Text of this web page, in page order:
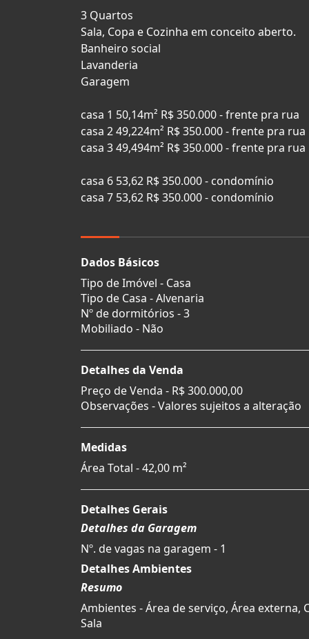
3 Quartos
Sala, Copa e Cozinha em conceito aberto.
Banheiro social
Lavanderia
Garagem
casa 1 50,14m² R$ 350.000 - frente pra rua
casa 2 49,224m² R$ 350.000 - frente pra rua
casa 3 49,494m² R$ 350.000 - frente pra rua
casa 6 53,62 R$ 350.000 - condomínio
casa 7 53,62 R$ 350.000 - condomínio
Dados Básicos
Tipo de Imóvel - Casa
Tipo de Casa - Alvenaria
Nº de dormitórios - 3
Mobiliado - Não
Detalhes da Venda
Preço de Venda - R$ 300.000,00
Observações - Valores sujeitos a alteração
Medidas
Área Total - 42,00 m²
Detalhes Gerais
Detalhes da Garagem
Nº. de vagas na garagem - 1
Detalhes Ambientes
Resumo
Ambientes - Área de serviço, Área externa,
Sala